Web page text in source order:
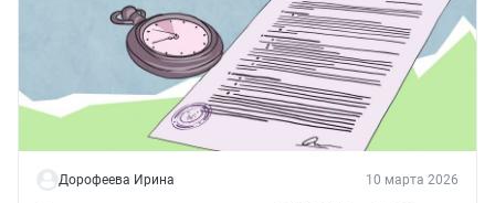
Дорофеева Ирина 10 марта 2026